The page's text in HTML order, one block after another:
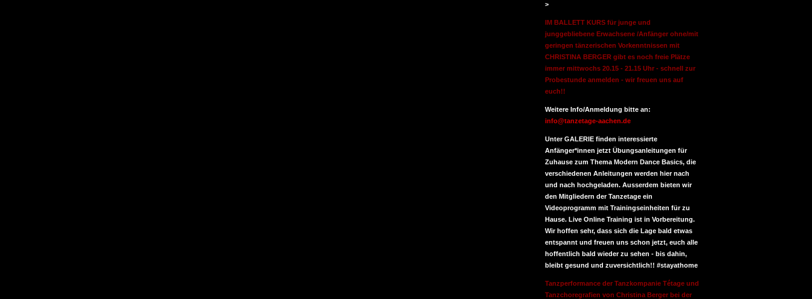
>
IM BALLETT KURS für junge und
junggebliebene Erwachsene /Anfänger ohne/mit
geringen tänzerischen Vorkenntnissen mit
CHRISTINA BERGER gibt es noch freie Plätze
immer mittwochs 20.15 - 21.15 Uhr - schnell zur
Probestunde anmelden - wir freuen uns auf
euch!!
Weitere Info/Anmeldung bitte an:
info@tanzetage-aachen.de
Unter GALERIE finden interessierte
Anfänger*innen jetzt Übungsanleitungen für
Zuhause zum Thema Modern Dance Basics, die
verschiedenen Anleitungen werden hier nach
und nach hochgeladen. Ausserdem bieten wir
den Mitgliedern der Tanzetage ein
Videoprogramm mit Trainingseinheiten für zu
Hause. Live Online Training ist in Vorbereitung.
Wir hoffen sehr, dass sich die Lage bald etwas
entspannt und freuen uns schon jetzt, euch alle
hoffentlich bald wieder zu sehen - bis dahin,
bleibt gesund und zuversichtlich!! #stayathome
Tanzperformance der Tanzkompanie Tétage und
Tanzchoregrafien von Christina Berger bei der